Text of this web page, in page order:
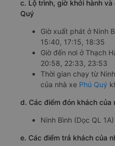
c. Lộ trình, giờ khởi hành
Quý
Giờ xuất phát ở Ninh
15:40, 17:15, 18:35
Giờ đến nơi ở Thạch
20:58, 22:33, 23:53
Thời gian chạy từ
của nhà xe Phú Quý
d. Các điểm đón khách của
Ninh Bình (Dọc QL 1A)
e. Các điểm trả khách của